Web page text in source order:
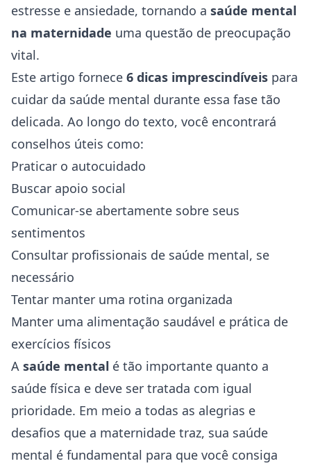
estresse e ansiedade, tornando a saúde mental
na maternidade uma questão de preocupação
vital.
Este artigo fornece 6 dicas imprescindíveis para
cuidar da saúde mental durante essa fase tão
delicada. Ao longo do texto, você encontrará
conselhos úteis como:
Praticar o autocuidado
Buscar apoio social
Comunicar-se abertamente sobre seus
sentimentos
Consultar profissionais de saúde mental, se
necessário
Tentar manter uma rotina organizada
Manter uma alimentação saudável e prática de
exercícios físicos
A saúde mental é tão importante quanto a
saúde física e deve ser tratada com igual
prioridade. Em meio a todas as alegrias e
desafios que a maternidade traz, sua saúde
mental é fundamental para que você consiga